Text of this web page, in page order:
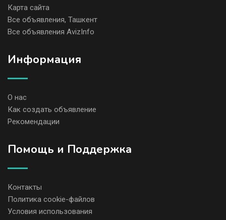
Карта сайта
Все объявления, Ташкент
Все объявления AvizInfo
Информация
О нас
Как создать объявление
Рекомендации
Помощь и Поддержка
Контакты
Политика cookie-файлов
Условия использования